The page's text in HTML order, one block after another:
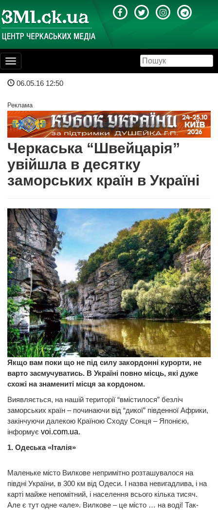
Toggle
navigation
06.05.16 12:50
Реклама
Черкаська “Швейцарія”
увійшла в десятку
заморських країн в Україні
Якщо вам поки що не під силу закордонні курорти, не
варто засмучуватись. В Україні повно місць, які дуже
схожі на знамениті місця за кордоном.
Виявляється, на нашій території “вмістилося” безліч
заморських країн – починаючи від “дикої” південної Африки,
закінчуючи далекою Країною Сходу Сонця – Японією,
інформує voi.com.ua.
1. Одеська «Італія»
Маленьке місто Вилкове непримітно розташувалося на
півдні України, в 300 км від Одеси. І назва невигадлива, і на
карті майже непомітний, і населення всього кілька тисяч.
Але є тут одне «але». Вилкове – це місто … на воді! Так-